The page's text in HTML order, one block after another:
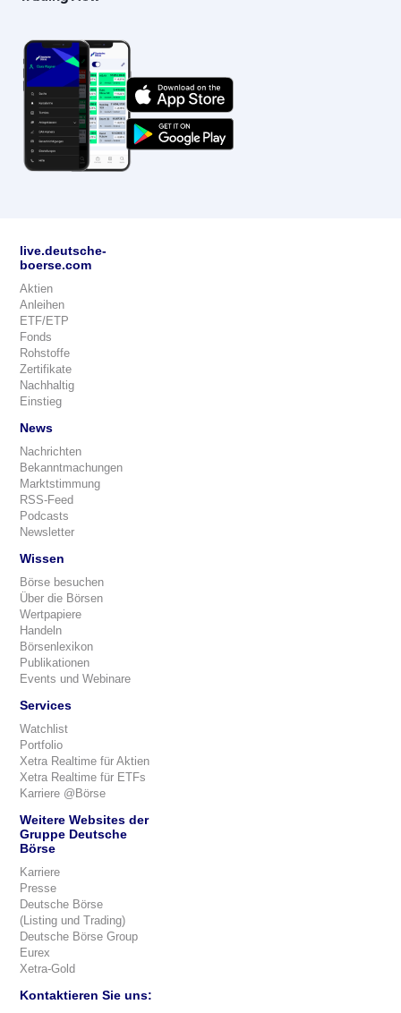
live.deutsche-
boerse.com
Aktien
Anleihen
ETF/ETP
Fonds
Rohstoffe
Zertifikate
Nachhaltig
Einstieg
News
Nachrichten
Bekanntmachungen
Marktstimmung
RSS-Feed
Podcasts
Newsletter
Wissen
Börse besuchen
Über die Börsen
Wertpapiere
Handeln
Börsenlexikon
Publikationen
Events und Webinare
Services
Watchlist
Portfolio
Xetra Realtime für Aktien
Xetra Realtime für ETFs
Karriere @Börse
Weitere Websites der
Gruppe Deutsche
Börse
Karriere
Presse
Deutsche Börse
(Listing und Trading)
Deutsche Börse Group
Eurex
Xetra-Gold
Kontaktieren Sie uns: